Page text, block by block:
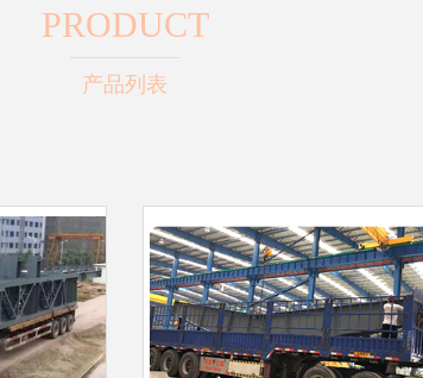
PRODUCT
产品列表